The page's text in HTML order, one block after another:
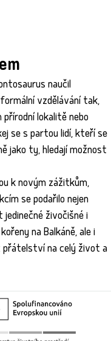
naučil
vzdělávání tak,
lokalitě nebo
se s partou lidí, kteří se
jako ty, hledají možnost
k novým zážitkům,
se podařilo nejen
živočišné i
na Balkáně, ale i
na celý život a